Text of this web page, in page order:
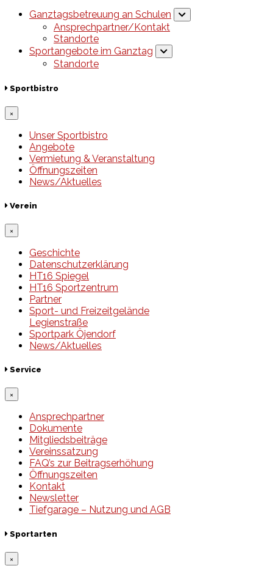
Ganztagsbetreuung an Schulen
Ansprechpartner/Kontakt
Standorte
Sportangebote im Ganztag
Standorte
Sportbistro
×
Unser Sportbistro
Angebote
Vermietung & Veranstaltung
Öffnungszeiten
News/Aktuelles
Verein
×
Geschichte
Datenschutzerklärung
HT16 Spiegel
HT16 Sportzentrum
Partner
Sport- und Freizeitgelände
Legienstraße
Sportpark Öjendorf
News/Aktuelles
Service
×
Ansprechpartner
Dokumente
Mitgliedsbeiträge
Vereinssatzung
FAQ’s zur Beitragserhöhung
Öffnungszeiten
Kontakt
Newsletter
Tiefgarage – Nutzung und AGB
Sportarten
×